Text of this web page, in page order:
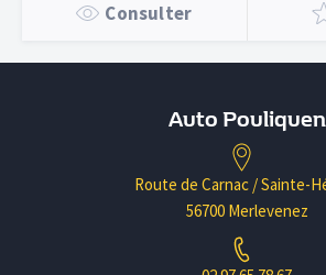
Consulter
Auto Pouliquen
Route de Carnac / Sainte-
56700 Merlevenez